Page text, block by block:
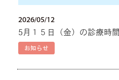
2026/05/12
5月１５日（金）の診療時
お知らせ